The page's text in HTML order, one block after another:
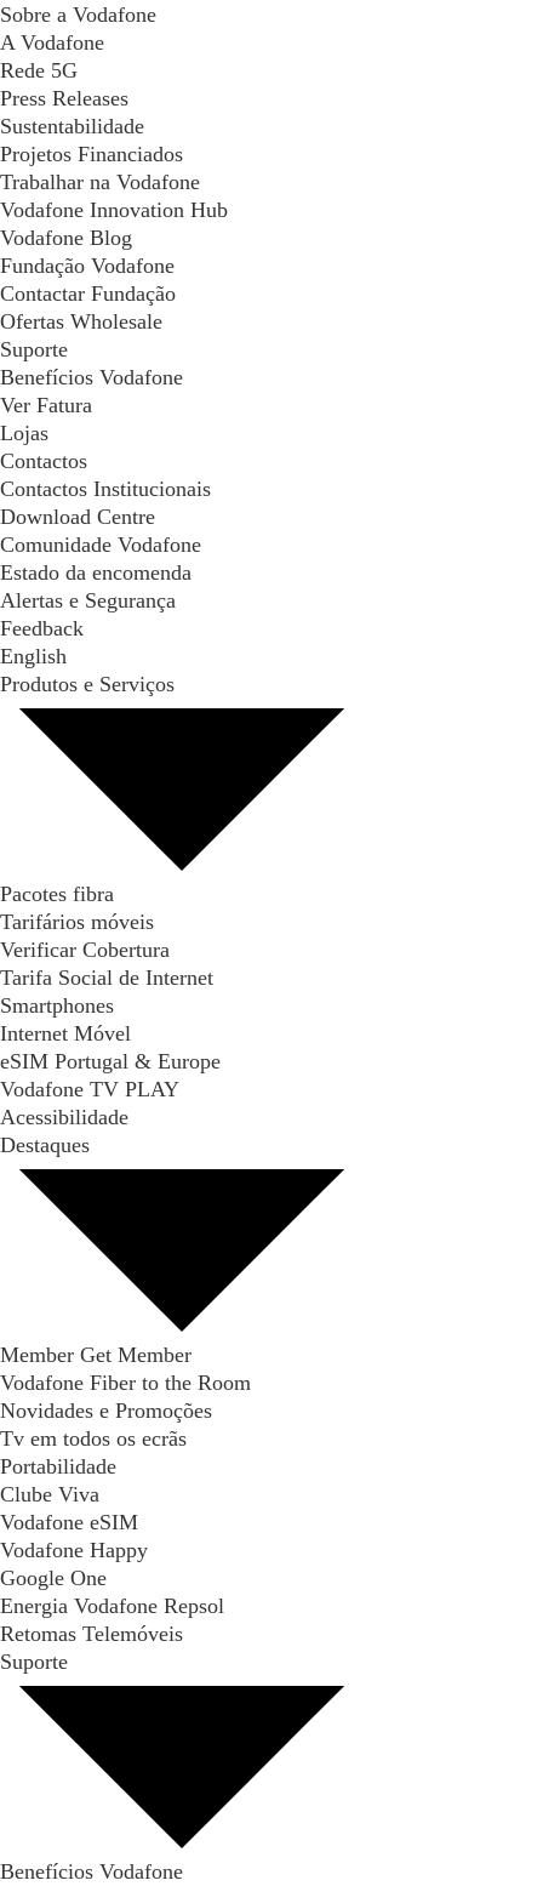
Sobre a Vodafone
A Vodafone
Rede 5G
Press Releases
Sustentabilidade
Projetos Financiados
Trabalhar na Vodafone
Vodafone Innovation Hub
Vodafone Blog
Fundação Vodafone
Contactar Fundação
Ofertas Wholesale
Suporte
Benefícios Vodafone
Ver Fatura
Lojas
Contactos
Contactos Institucionais
Download Centre
Comunidade Vodafone
Estado da encomenda
Alertas e Segurança
Feedback
English
Produtos e Serviços
Pacotes fibra
Tarifários móveis
Verificar Cobertura
Tarifa Social de Internet
Smartphones
Internet Móvel
eSIM Portugal & Europe
Vodafone TV PLAY
Acessibilidade
Destaques
Member Get Member
Vodafone Fiber to the Room
Novidades e Promoções
Tv em todos os ecrãs
Portabilidade
Clube Viva
Vodafone eSIM
Vodafone Happy
Google One
Energia Vodafone Repsol
Retomas Telemóveis
Suporte
Benefícios Vodafone